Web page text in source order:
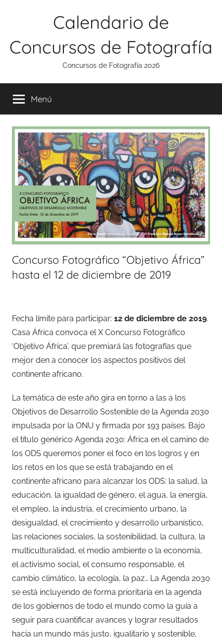
Calendario de
Concursos de Fotografía
Concursos de Fotografía 2026
Menú
Concurso Fotográfico “Objetivo África”
hasta el 12 de diciembre de 2019
Fecha límite para participar: 12 de diciembre de 2019.
Casa África convoca el X Concurso Fotográfico
‘Objetivo África’, que premiará las fotografías que
mejor den a conocer los aspectos positivos del
continente africano.
La temática de este año gira en torno a las a los
Objetivos de Desarrollo Sostenible de la Agenda 2030
impulsada por la ONU y firmada por 193 países. Bajo
el título genérico Agenda 2030: África en el camino de
los ODS queremos poner el foco en los logros y en
los retos en los que se está trabajando en el
continente africano para alcanzar los ODS: la salud, la
educación, la igualdad de género, el agua, la energía,
el empleo, la industria, el crecimiento urbano, la
desigualdad, el crecimiento y desarrollo urbanístico,
las relaciones sociales, la sostenibilidad, la cultura, la
multiculturalidad, el medio ambiente o la economía,
el activismo social, el consumo responsable, el
cambio climático, la ecología, la paz… La Agenda 2030
se está incluyendo de forma prioritaria en la agenda
de los gobiernos de todo el mundo como la guía a
seguir para cuantificar avances y lograr resultados
hacia un mundo más justo, igualitario y sostenible,